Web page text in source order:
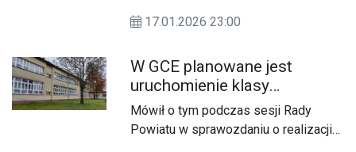
Edukacyjnego.
17.01.2026 23:00
W GCE planowane jest
uruchomienie klasy
mundurowej - policyjnej
Mówił o tym podczas sesji Rady
Powiatu w sprawozdaniu o realizacji